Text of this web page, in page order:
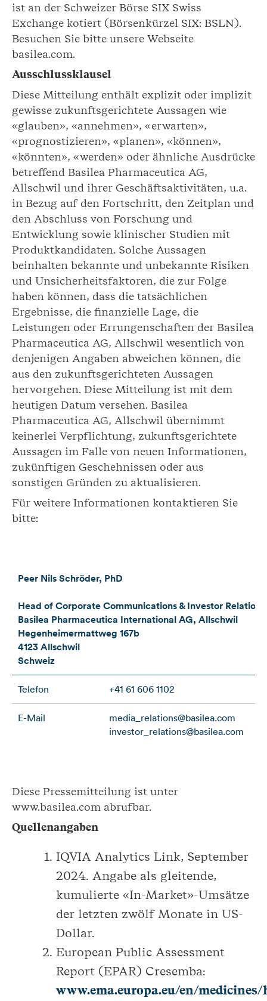
ist an der Schweizer Börse SIX Swiss
Exchange kotiert (Börsenkürzel SIX: BSLN).
Besuchen Sie bitte unsere Webseite
basilea.com.
Ausschlussklausel
Diese Mitteilung enthält explizit oder implizit
gewisse zukunftsgerichtete Aussagen wie
«glauben», «annehmen», «erwarten»,
«prognostizieren», «planen», «können»,
«könnten», «werden» oder ähnliche Ausdrücke
betreffend Basilea Pharmaceutica AG,
Allschwil und ihrer Geschäftsaktivitäten, u.a.
in Bezug auf den Fortschritt, den Zeitplan und
den Abschluss von Forschung und
Entwicklung sowie klinischer Studien mit
Produktkandidaten. Solche Aussagen
beinhalten bekannte und unbekannte Risiken
und Unsicherheitsfaktoren, die zur Folge
haben können, dass die tatsächlichen
Ergebnisse, die finanzielle Lage, die
Leistungen oder Errungenschaften der Basilea
Pharmaceutica AG, Allschwil wesentlich von
denjenigen Angaben abweichen können, die
aus den zukunftsgerichteten Aussagen
hervorgehen. Diese Mitteilung ist mit dem
heutigen Datum versehen. Basilea
Pharmaceutica AG, Allschwil übernimmt
keinerlei Verpflichtung, zukunftsgerichtete
Aussagen im Falle von neuen Informationen,
zukünftigen Geschehnissen oder aus
sonstigen Gründen zu aktualisieren.
Für weitere Informationen kontaktieren Sie
bitte:
Peer Nils Schröder, PhD
Head of Corporate Communications & Investor Relations
Basilea Pharmaceutica International AG, Allschwil
Hegenheimermattweg 167b
4123 Allschwil
Schweiz
Telefon +41 61 606 1102
E-Mail
media_relations@basilea.com
investor_relations@basilea.com
Diese Pressemitteilung ist unter
www.basilea.com abrufbar.
Quellenangaben
IQVIA Analytics Link, September
2024. Angabe als gleitende,
kumulierte «In-Market»-Umsätze
der letzten zwölf Monate in US-
Dollar.
European Public Assessment
Report (EPAR) Cresemba:
www.ema.europa.eu/en/